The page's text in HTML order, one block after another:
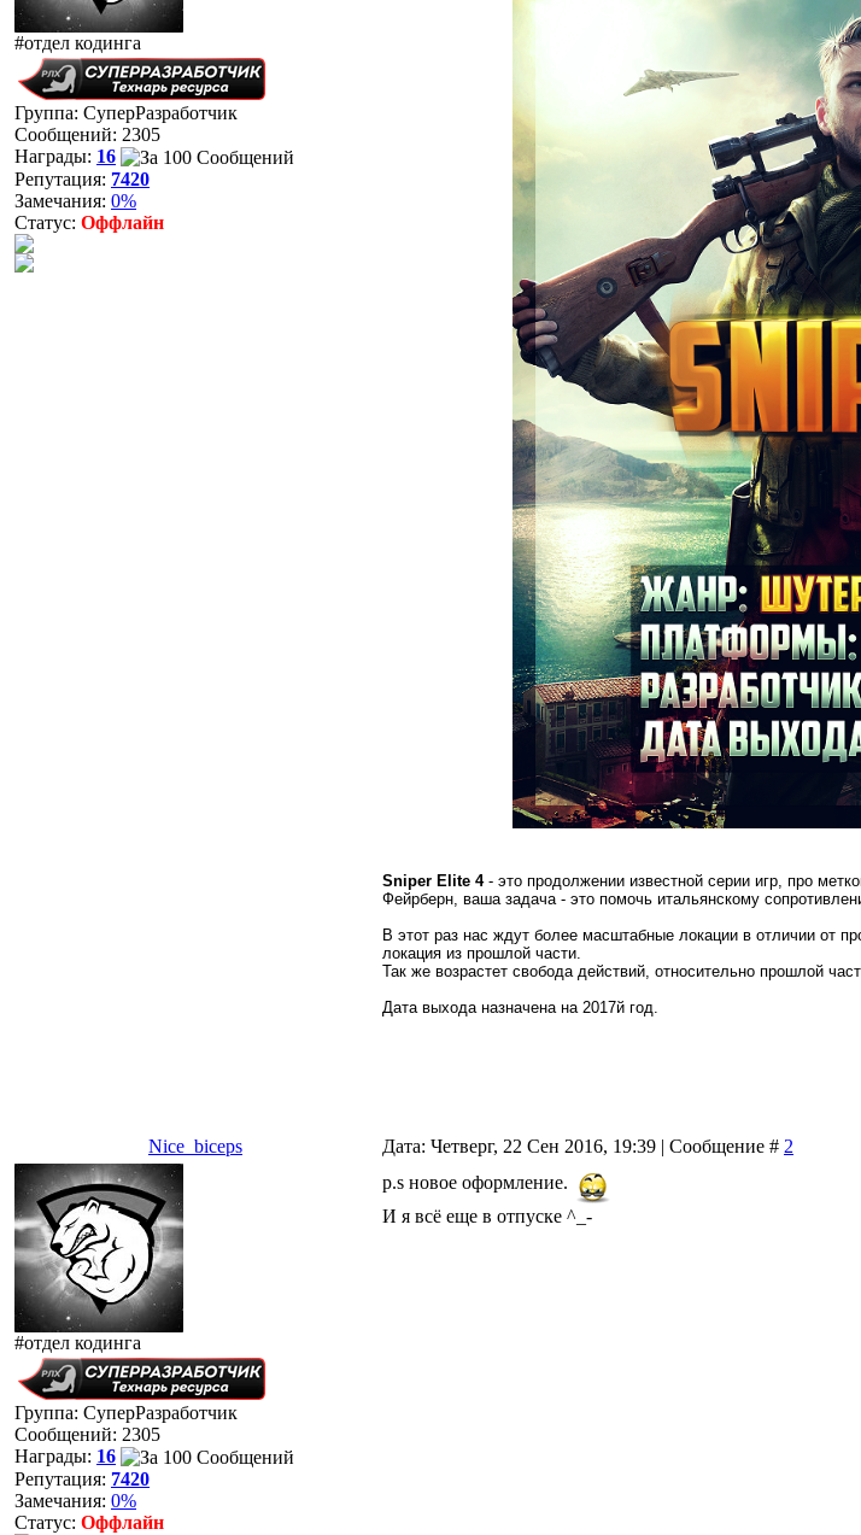
#отдел кодинга
Группа: СуперРазработчик
Сообщений: 2305
Награды: 16
Репутация: 7420
Замечания: 0%
Статус: Оффлайн
Sniper Elite 4- это продолжении известной серии игр, про
Фейрберн, ваша задача - это помочь итальянскому
В этот раз нас ждут более масштабные локации в отличии от
локация из прошлой части.
Так же возрастет свобода действий, относительно прошлой
Дата выхода назначена на 2017й год.
Nice_biceps Дата: Четверг, 22 Сен 2016, 19:39 | Сообщение # 2
#отдел кодинга
Группа: СуперРазработчик
Сообщений: 2305
Награды: 16
Репутация: 7420
Замечания: 0%
Статус: Оффлайн
p.s новое оформление.
И я всё еще в отпуске ^_-